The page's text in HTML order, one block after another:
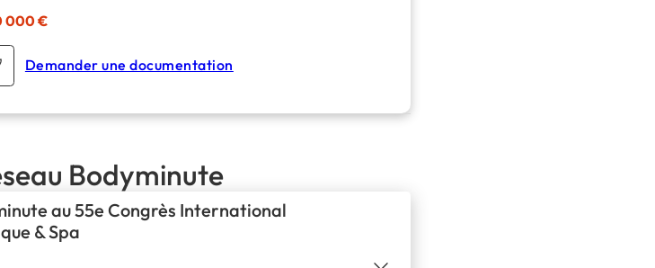
000 €
Demander une documentation
Bodyminute
au 55e Congrès International
& Spa